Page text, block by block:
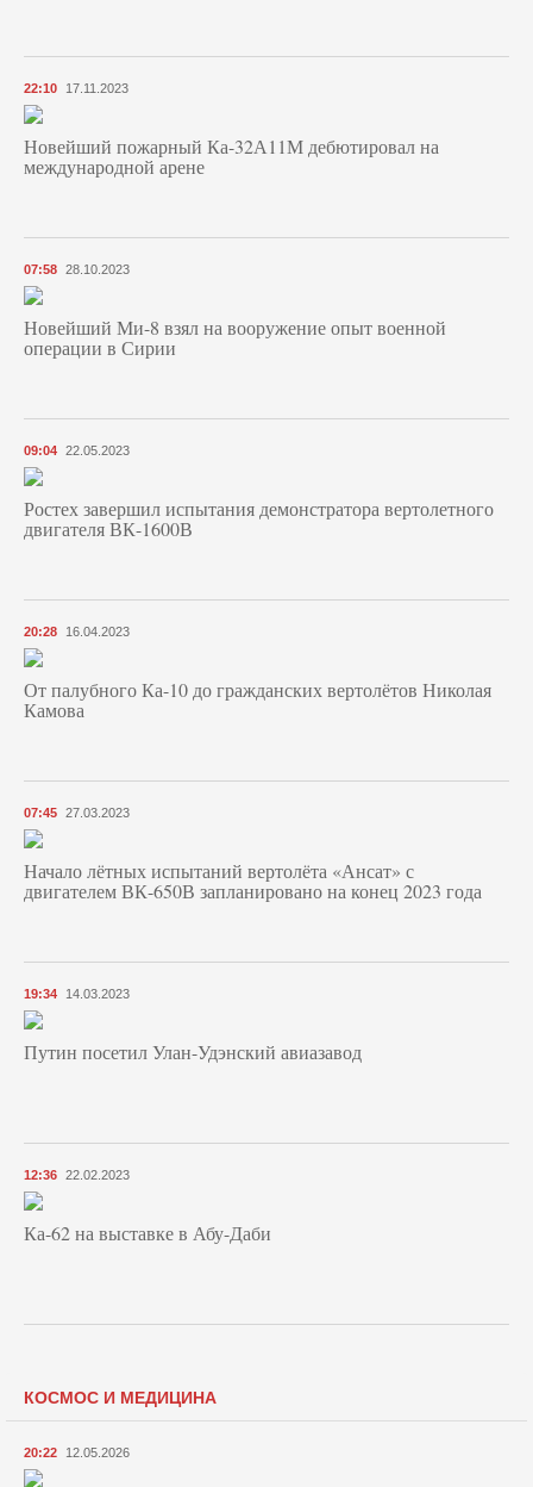
22:10 17.11.2023
Новейший пожарный Ка-32А11М дебютировал на
международной арене
07:58 28.10.2023
Новейший Ми-8 взял на вооружение опыт военной
операции в Сирии
09:04 22.05.2023
Ростех завершил испытания демонстратора вертолетного
двигателя ВК-1600В
20:28 16.04.2023
От палубного Ка-10 до гражданских вертолётов Николая
Камова
07:45 27.03.2023
Начало лётных испытаний вертолёта «Ансат» с
двигателем ВК-650В запланировано на конец 2023 года
19:34 14.03.2023
Путин посетил Улан-Удэнский авиазавод
12:36 22.02.2023
Ка-62 на выставке в Абу-Даби
КОСМОС И МЕДИЦИНА
20:22 12.05.2026